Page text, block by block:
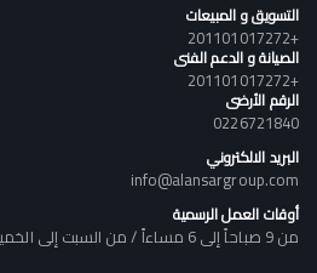
التسويق و المبيعات
+201101017272
الصيانة و الدعم الفنى
+201101017272
الرقم الأرضى
0226721840
البريد الالكتروني
info@alansargroup.com
أوقات العمل الرسمية
من 9 صباحاً إلى 6 مساءاً / من السبت إلى الخميس